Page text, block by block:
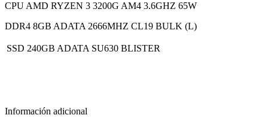
CPU AMD RYZEN 3 3200G AM4 3.6GHZ 65W
DDR4 8GB ADATA 2666MHZ CL19 BULK (L)
SSD 240GB ADATA SU630 BLISTER
Información adicional